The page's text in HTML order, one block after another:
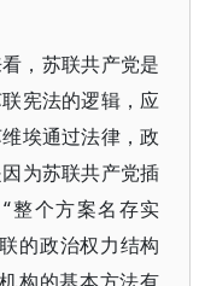
，苏联共产党是
宪法的逻辑，应
埃通过法律，政
为苏联共产党插
整个方案名存实
的政治权力结构